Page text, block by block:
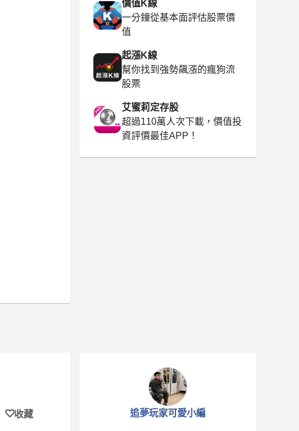
價值K線
一分鐘從基本面評估股票價
值
起漲K線
幫你找到強勢飆漲的瘋狗流
股票
艾蜜莉定存股
超過110萬人次下載，價值投
資評價最佳APP！
收藏 追夢玩家可愛小編